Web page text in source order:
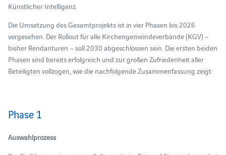
Künstlicher Intelligenz.
Die Umsetzung des Gesamtprojekts ist in vier Phasen bis 2026
vorgesehen. Der Rollout für alle Kirchengemeindeverbände (KGV) –
bisher Rendanturen – soll 2030 abgeschlossen sein. Die ersten beiden
Phasen sind bereits erfolgreich und zur großen Zufriedenheit aller
Beteiligten vollzogen, wie die nachfolgende Zusammenfassung zeigt:
Phase 1
Auswahlprozess